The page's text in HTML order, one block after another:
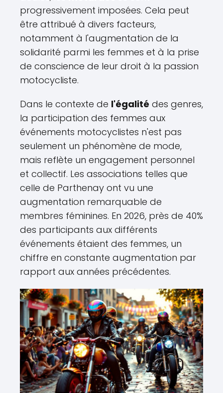
progressivement imposées. Cela peut
être attribué à divers facteurs,
notamment à l'augmentation de la
solidarité parmi les femmes et à la prise
de conscience de leur droit à la passion
motocycliste.
Dans le contexte de l'égalité des genres,
la participation des femmes aux
événements motocyclistes n'est pas
seulement un phénomène de mode,
mais reflète un engagement personnel
et collectif. Les associations telles que
celle de Parthenay ont vu une
augmentation remarquable de
membres féminines. En 2026, près de 40%
des participants aux différents
événements étaient des femmes, un
chiffre en constante augmentation par
rapport aux années précédentes.